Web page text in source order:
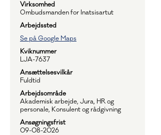
Virksomhed
Ombudsmanden for Inatsisartut
Arbejdssted
Se på Google Maps
Kviknummer
LJA-7637
Ansættelsesvilkår
Fuldtid
Arbejdsområde
Akademisk arbejde, Jura, HR og
personale, Konsulent og rådgivning
Ansøgningsfrist
09-08-2026